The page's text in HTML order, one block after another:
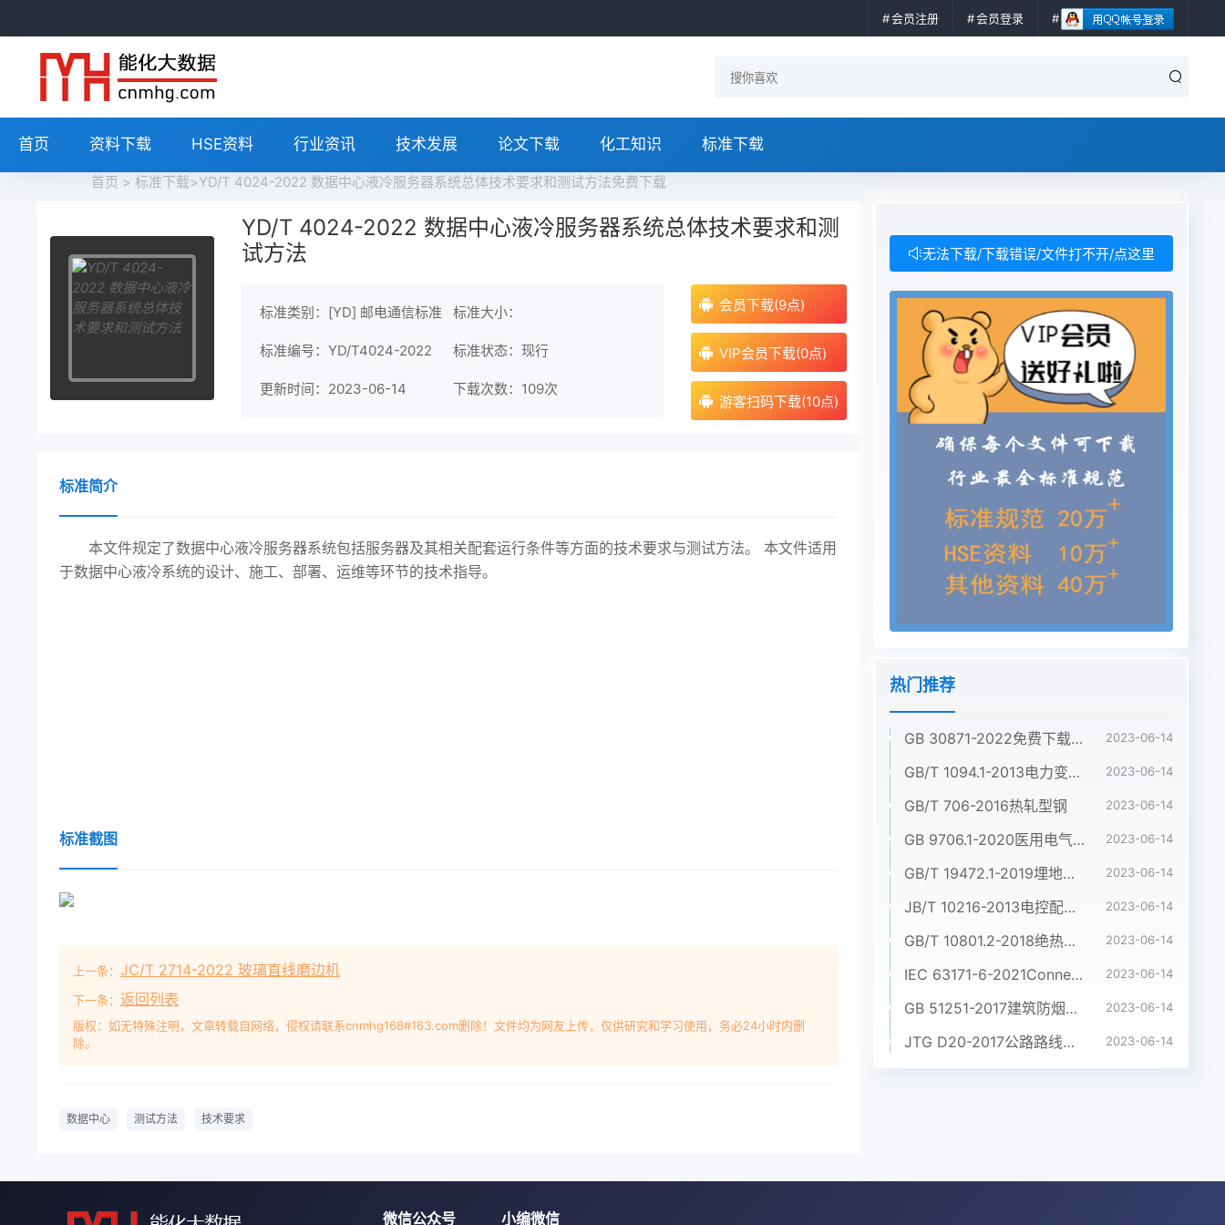
会员注册 会员登录
首页 资料下载 HSE资料 行业资讯 技术发展 论文下载 化工知识 标准下载
首页 > 标准下载>YD/T 4024-2022 数据中心液冷服务器系统总体技术要求和测试方法免费下载
YD/T 4024-2022 数据中心液冷服务器系统总体技术要求和测
试方法
标准类别：[YD] 邮电通信标准 标准大小：
标准编号：YD/T4024-2022 标准状态：现行
更新时间：2023-06-14 下载次数： 109次
会员下载(9点)
VIP会员下载(0点)
游客扫码下载(10点)
标准简介
本文件规定了数据中心液冷服务器系统包括服务器及其相关配套运行条件等方面的技术要求与测试方法。 本文件适用
于数据中心液冷系统的设计、施工、部署、运维等环节的技术指导。
标准截图
上一条： JC/T 2714-2022 玻璃直线磨边机
下一条： 返回列表
版权：如无特殊注明，文章转载自网络，侵权请联系cnmhg168#163.com删除！文件均为网友上传，仅供研究和学习使用，务必24小时内删
除。
数据中心 测试方法 技术要求
无法下载/下载错误/文件打不开/点这里
热门推荐
GB 30871-2022免费下载危险化学品企业特殊作业安全规范 2023-06-14
GB/T 1094.1-2013电力变压器 第1部分:总则 2023-06-14
GB/T 706-2016热轧型钢 2023-06-14
GB 9706.1-2020医用电气设备 第1部分:基本安全和基本性能的通用要求 2023-06-14
GB/T 19472.1-2019埋地用聚乙烯(PE)结构壁管道系统 第1部分:聚乙烯双壁波纹管材 2023-06-14
JB/T 10216-2013电控配电用电缆桥架 2023-06-14
GB/T 10801.2-2018绝热用挤塑聚苯乙烯泡沫塑料(XPS) 2023-06-14
IEC 63171-6-2021Connectors for electrical and electronic equipment - Part 6: Detail specification for 2-way and 4-way (data/power), shielded, free and fixed connectors for power and data transmission with frequencies up to 600 MHz 2023-06-14
GB 51251-2017建筑防烟排烟系统技术标准 2023-06-14
JTG D20-2017公路路线设计规范 2023-06-14
微信公众号 小编微信